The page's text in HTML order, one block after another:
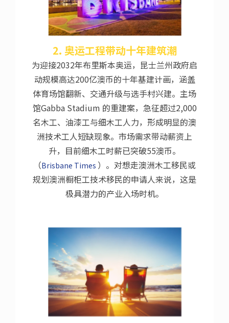
2. 奥运工程带动十年建筑潮
为迎接2032年布里斯本奥运，昆士兰州政府启
动规模高达200亿澳币的十年基建计画，涵盖
体育场馆翻新、交通升级与选手村兴建。主场
馆Gabba Stadium 的重建案，急征超过2,000
名木工、油漆工与细木工人力，形成明显的澳
洲技术工人短缺现象。市场需求带动薪资上
升，目前细木工时薪已突破55澳币。
（Brisbane Times ）。对想走澳洲木工移民或
规划澳洲橱柜工技术移民的申请人来说，这是
极具潜力的产业入场时机。